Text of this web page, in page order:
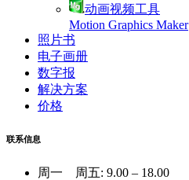
动画视频工具
Motion Graphics Maker
照片书
电子画册
数字报
解决方案
价格
联系信息
周一 周五: 9.00 – 18.00